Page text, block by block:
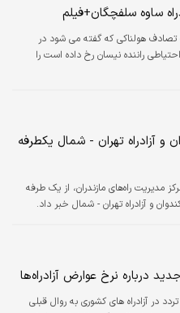
ساوه سلفچگان+فیلم
تصادف هولناکی که گفته می شود در
راننده نیسان رخ داده است را
و آزادراه تهران - شمال یکطرفه
مدیریت راه‌های مازندران، از یک طرفه
و آزادراه تهران - شمال خبر داد.
درباره نرخ عوارض آزادراه‌ها
تردد در آزادراه های کشوری به روال قبلی